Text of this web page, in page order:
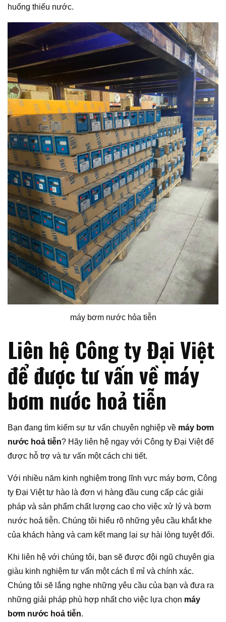
huống thiếu nước.
máy bơm nước hỏa tiễn
Liên hệ Công ty Đại Việt
để được tư vấn về máy
bơm nước hoả tiễn
Bạn đang tìm kiếm sự tư vấn chuyên nghiệp về máy bơm
nước hoả tiễn? Hãy liên hệ ngay với Công ty Đại Việt để
được hỗ trợ và tư vấn một cách chi tiết.
Với nhiều năm kinh nghiệm trong lĩnh vực máy bơm, Công
ty Đại Việt tự hào là đơn vị hàng đầu cung cấp các giải
pháp và sản phẩm chất lượng cao cho việc xử lý và bơm
nước hoả tiễn. Chúng tôi hiểu rõ những yêu cầu khắt khe
của khách hàng và cam kết mang lại sự hài lòng tuyệt đối.
Khi liên hệ với chúng tôi, bạn sẽ được đội ngũ chuyên gia
giàu kinh nghiệm tư vấn một cách tỉ mỉ và chính xác.
Chúng tôi sẽ lắng nghe những yêu cầu của bạn và đưa ra
những giải pháp phù hợp nhất cho việc lựa chọn máy
bơm nước hoả tiễn.